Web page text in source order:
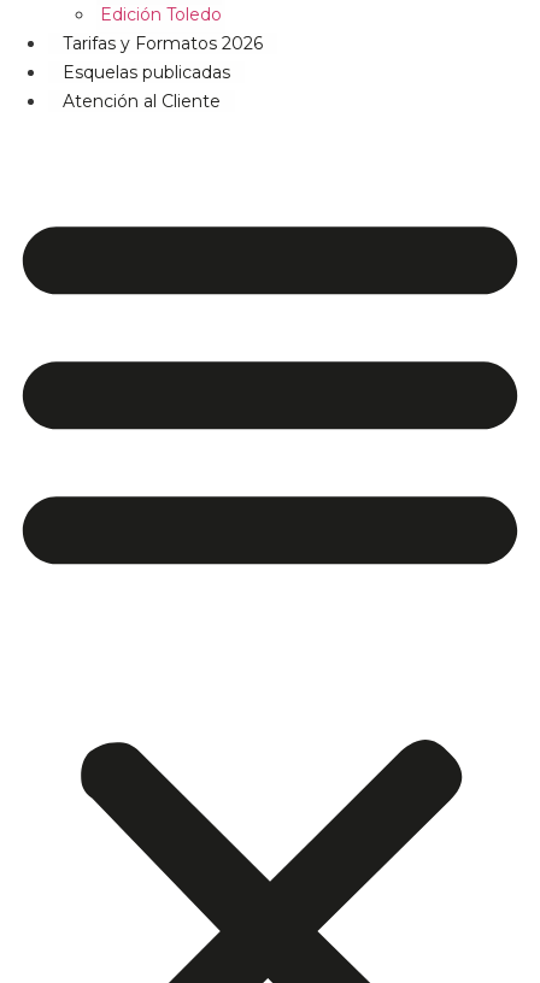
Edición Toledo
Tarifas y Formatos 2026
Esquelas publicadas
Atención al Cliente